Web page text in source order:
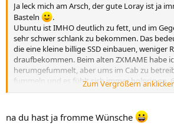
Ja leck mich am Arsch, der gute Loray ist ja
Basteln
.
Ubuntu ist IMHO deutlich zu fett, und im
sehr schwer schlank zu bekommen. Das
die eine kleine billige SSD einbauen, weniger
draufbekommen. Beim alten ZXMAME habe
herumgefummelt, aber ums im Cab zu
fummeln und es fühlt sich immer holprig an.
Richtung: Mehr PC-Emu-Distro und weg von
die bunte Grafik findet durchaus meine
weiter dran arbeitest
Zum Vergrößern
na du hast ja fromme Wünsche